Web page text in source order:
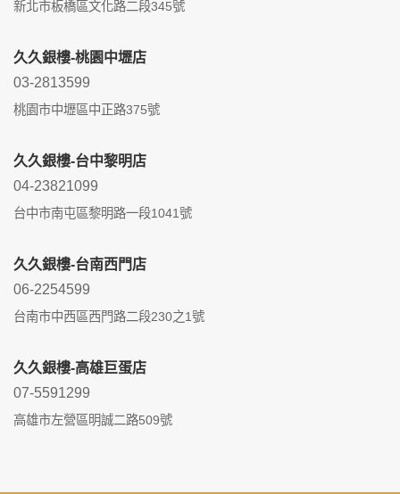
新北市板橋區文化路二段345號
久久銀樓-桃園中壢店
03-2813599
桃園市中壢區中正路375號
久久銀樓-台中黎明店
04-23821099
台中市南屯區黎明路一段1041號
久久銀樓-台南西門店
06-2254599
台南市中西區西門路二段230之1號
久久銀樓-高雄巨蛋店
07-5591299
高雄市左營區明誠二路509號